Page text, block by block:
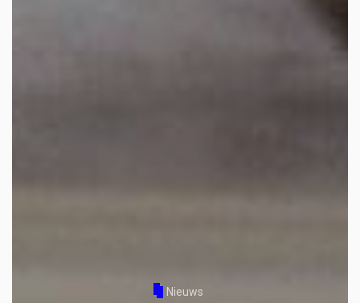
Nieuws